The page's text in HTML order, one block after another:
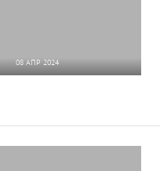
08 АПР 2024